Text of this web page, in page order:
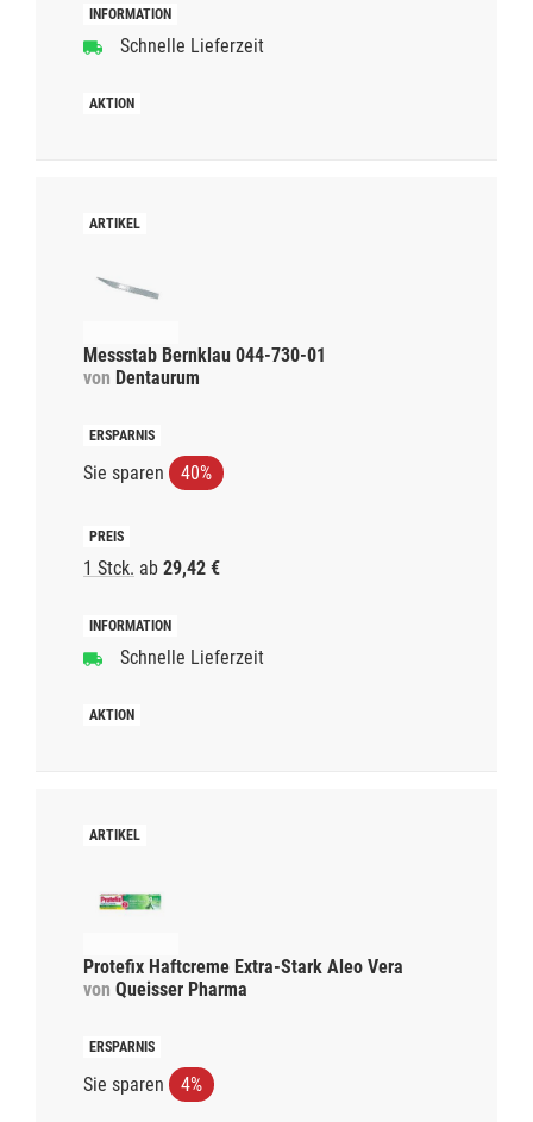
Schnelle Lieferzeit
Messstab Bernklau 044-730-01
von Dentaurum
Sie sparen 40%
1 Stck. ab 29,42 €
Schnelle Lieferzeit
Protefix Haftcreme Extra-Stark Aleo Vera
von Queisser Pharma
Sie sparen 4%